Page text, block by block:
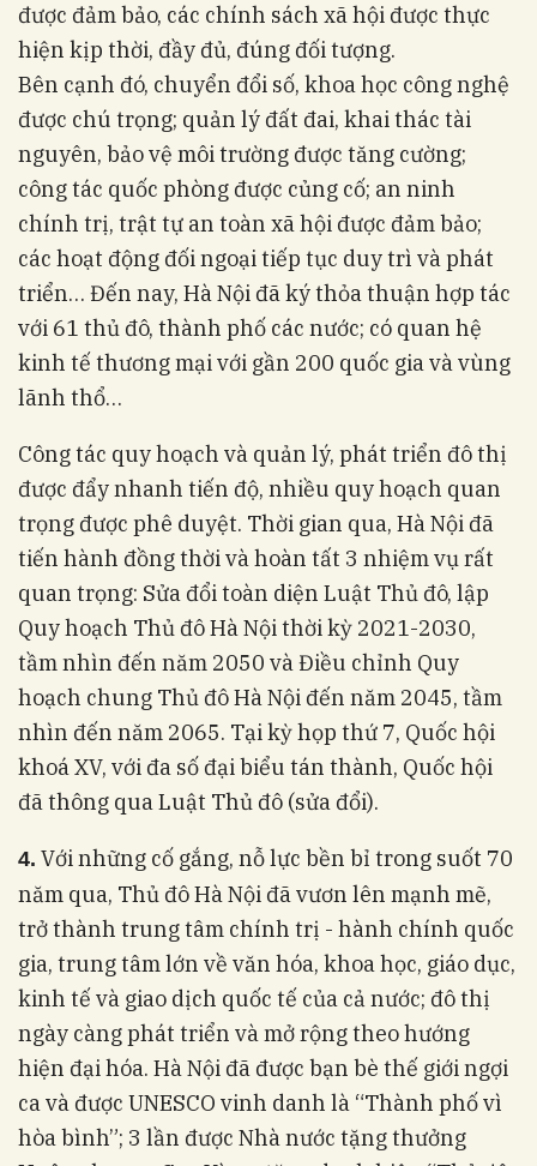
được đảm bảo, các chính sách xã hội được thực
hiện kịp thời, đầy đủ, đúng đối tượng.
Bên cạnh đó, chuyển đổi số, khoa học công nghệ
được chú trọng; quản lý đất đai, khai thác tài
nguyên, bảo vệ môi trường được tăng cường;
công tác quốc phòng được củng cố; an ninh
chính trị, trật tự an toàn xã hội được đảm bảo;
các hoạt động đối ngoại tiếp tục duy trì và phát
triển… Đến nay, Hà Nội đã ký thỏa thuận hợp tác
với 61 thủ đô, thành phố các nước; có quan hệ
kinh tế thương mại với gần 200 quốc gia và vùng
lãnh thổ…
Công tác quy hoạch và quản lý, phát triển đô thị
được đẩy nhanh tiến độ, nhiều quy hoạch quan
trọng được phê duyệt. Thời gian qua, Hà Nội đã
tiến hành đồng thời và hoàn tất 3 nhiệm vụ rất
quan trọng: Sửa đổi toàn diện Luật Thủ đô, lập
Quy hoạch Thủ đô Hà Nội thời kỳ 2021-2030,
tầm nhìn đến năm 2050 và Điều chỉnh Quy
hoạch chung Thủ đô Hà Nội đến năm 2045, tầm
nhìn đến năm 2065. Tại kỳ họp thứ 7, Quốc hội
khoá XV, với đa số đại biểu tán thành, Quốc hội
đã thông qua Luật Thủ đô (sửa đổi).
4. Với những cố gắng, nỗ lực bền bỉ trong suốt 70
năm qua, Thủ đô Hà Nội đã vươn lên mạnh mẽ,
trở thành trung tâm chính trị - hành chính quốc
gia, trung tâm lớn về văn hóa, khoa học, giáo dục,
kinh tế và giao dịch quốc tế của cả nước; đô thị
ngày càng phát triển và mở rộng theo hướng
hiện đại hóa. Hà Nội đã được bạn bè thế giới ngợi
ca và được UNESCO vinh danh là “Thành phố vì
hòa bình”; 3 lần được Nhà nước tặng thưởng